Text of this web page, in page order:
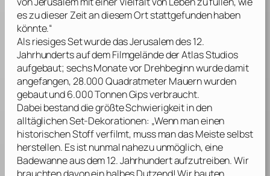
es zu dieser Zeit an diesem Ort stattgefunden haben
könnte.“
Als riesiges Set wurde das Jerusalem des 12.
Jahrhunderts auf dem Filmgelände der Atlas Studios
aufgebaut; sechs Monate vor Drehbeginn wurde damit
angefangen, 28.000 Quadratmeter Mauern wurden
gebaut und 6.000 Tonnen Gips verbraucht.
Dabei bestand die größte Schwierigkeit in den
alltäglichen Set-Dekorationen: „Wenn man einen
historischen Stoff verfilmt, muss man das Meiste selbst
herstellen. Es ist nunmal nahezu unmöglich, eine
Badewanne aus dem 12. Jahrhundert aufzutreiben. Wir